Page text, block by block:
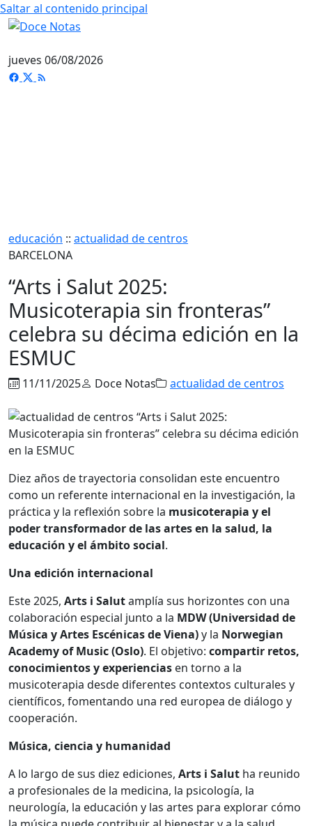
Saltar al contenido principal
jueves 06/08/2026
educación :: actualidad de centros
BARCELONA
“Arts i Salut 2025:
Musicoterapia sin fronteras”
celebra su décima edición en la
ESMUC
11/11/2025 Doce Notas actualidad de centros
Diez años de trayectoria consolidan este encuentro
como un referente internacional en la investigación, la
práctica y la reflexión sobre la musicoterapia y el
poder transformador de las artes en la salud, la
educación y el ámbito social.
Una edición internacional
Este 2025, Arts i Salutamplía sus horizontes con una
colaboración especial junto a la MDW (Universidad de
Música y Artes Escénicas de Viena)y la Norwegian
Academy of Music (Oslo). El objetivo: compartir retos,
conocimientos y experiencias en torno a la
musicoterapia desde diferentes contextos culturales y
científicos, fomentando una red europea de diálogo y
cooperación.
Música, ciencia y humanidad
A lo largo de sus diez ediciones, Arts i Salut ha reunido
a profesionales de la medicina, la psicología, la
neurología, la educación y las artes para explorar cómo